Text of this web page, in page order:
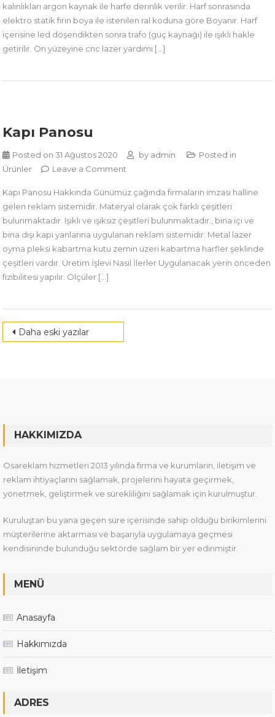
kalınlıkları argon kaynak ile harfe derinlik verilir. Harf sonrasında
elektro statik fırın boya ile istenilen ral koduna göre Boyanır. Harf
içerisine led döşendikten sonra trafo (güç kaynağı) ile ışıklı hakle
getirilir. Ön yüzeyine cnc lazer yardımı […]
Kapı Panosu
Posted on31 Ağustos 2020 by admin
Posted in
Ürünler
Leave a Comment
Panosu
Kapı Panosu Hakkında Günümüz çağında firmaların imzası halline
gelen reklam sistemidir. Materyal olarak çok farklı çeşitleri
bulunmaktadır. Işıklı ve ışıksız çeşitleri bulunmaktadır., bina içi ve
bina dışı kapı yanlarına uygulanan reklam sistemidir. Metal lazer
oyma pleksi kabartma kutu zemin üzeri kabartma harfler şeklinde
çeşitleri vardır. Üretim İşlevi Nasıl İlerler Uygulanacak yerin önceden
fizibilitesi yapılır. Ölçüler […]
Yazı
Daha eski yazılar
HAKKIMIZDA
Osareklam hizmetleri 2013 yılında firma ve kurumların, iletişim ve
reklam ihtiyaçlarını sağlamak, projelerini hayata geçirmek,
yönetmek, geliştirmek ve sürekliliğini sağlamak için kurulmuştur.
Kuruluştan bu yana geçen süre içerisinde sahip olduğu birikimlerini
müşterilerine aktarması ve başarıyla uygulamaya geçmesi
kendisininde bulunduğu sektörde sağlam bir yer edinmiştir.
MENÜ
Anasayfa
Hakkımızda
İletişim
ADRES